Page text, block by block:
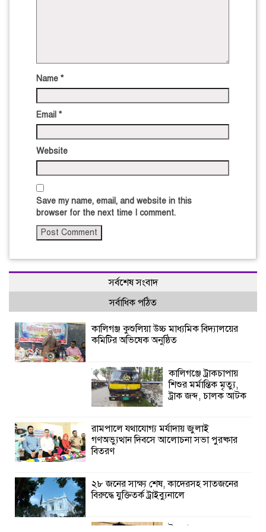
Name *
Email *
Website
Save my name, email, and website in this
browser for the next time I comment.
সর্বশেষ সংবাদ
সর্বাধিক পঠিত
কালিগঞ্জ কুশুলিয়া উচ্চ মাধ্যমিক বিদ্যালয়ের
কমিটির অভিষেক অনুষ্ঠিত
কালিগঞ্জে ট্রাকচাপায়
শিশুর মর্মান্তিক মৃত্যু,
ট্রাক জব্দ, চালক আটক
রামপালে যথাযোগ্য মর্যাদায় জুলাই
গণঅভ্যুত্থান দিবসে আলোচনা সভা পুরষ্কার
বিতরণ
২৮ জনের সাক্ষ্য শেষ, কাদেরসহ সাতজনের
বিরুদ্ধে যুক্তিতর্ক ট্রাইব্যুনালে
ইসলামের সবচেয়ে